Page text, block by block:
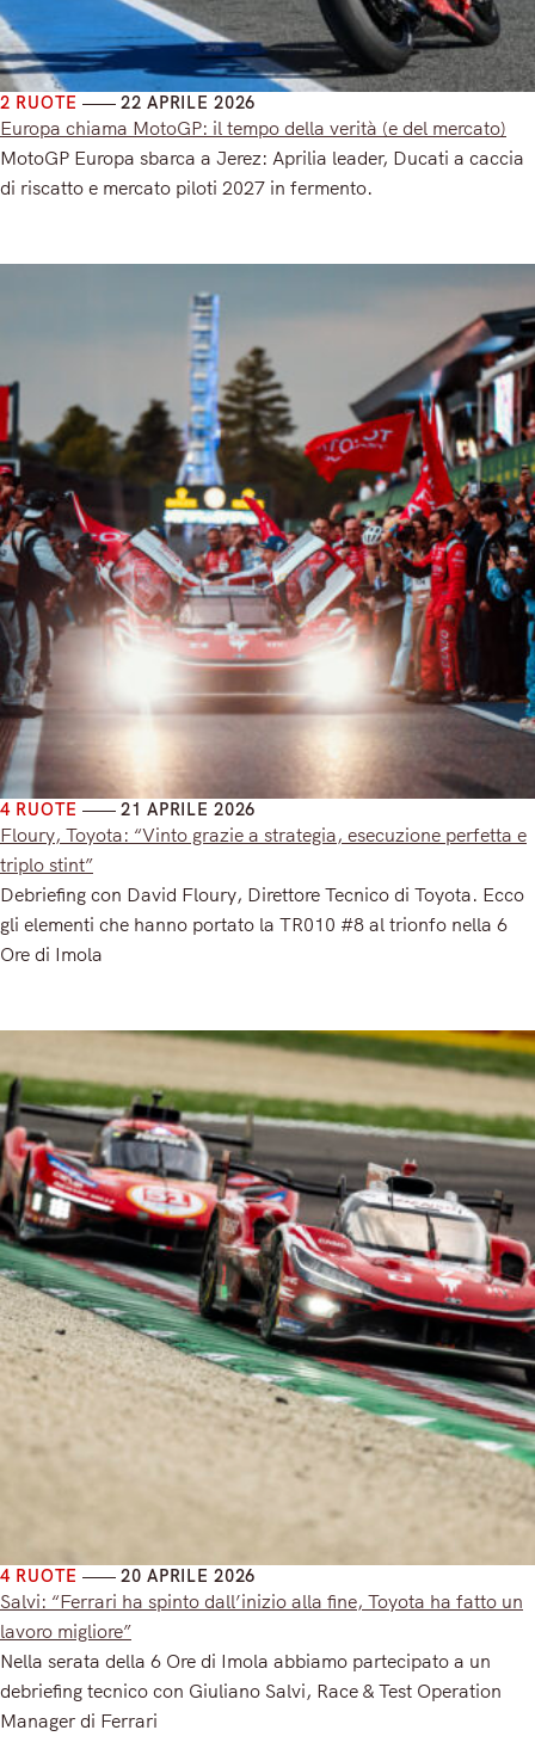
2 RUOTE 22 APRILE 2026
Europa chiama MotoGP: il tempo della verità (e del mercato)
MotoGP Europa sbarca a Jerez: Aprilia leader, Ducati a caccia
di riscatto e mercato piloti 2027 in fermento.
4 RUOTE 21 APRILE 2026
Floury, Toyota: “Vinto grazie a strategia, esecuzione perfetta e
triplo stint”
Debriefing con David Floury, Direttore Tecnico di Toyota. Ecco
gli elementi che hanno portato la TR010 #8 al trionfo nella 6
Ore di Imola
4 RUOTE 20 APRILE 2026
Salvi: “Ferrari ha spinto dall’inizio alla fine, Toyota ha fatto un
lavoro migliore”
Nella serata della 6 Ore di Imola abbiamo partecipato a un
debriefing tecnico con Giuliano Salvi, Race & Test Operation
Manager di Ferrari